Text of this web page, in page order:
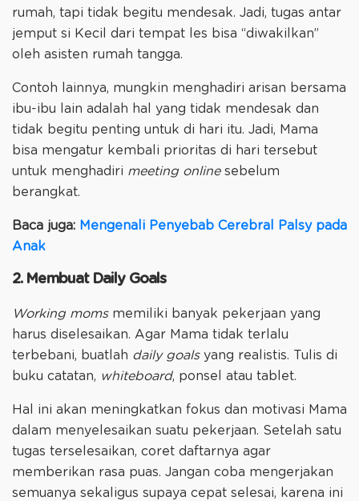
rumah, tapi tidak begitu mendesak. Jadi, tugas antar
jemput si Kecil dari tempat les bisa “diwakilkan”
oleh asisten rumah tangga.
Contoh lainnya, mungkin menghadiri arisan bersama
ibu-ibu lain adalah hal yang tidak mendesak dan
tidak begitu penting untuk di hari itu. Jadi, Mama
bisa mengatur kembali prioritas di hari tersebut
untuk menghadiri meeting onlinesebelum
berangkat.
Baca juga: Mengenali Penyebab Cerebral Palsy pada
Anak
2. Membuat Daily Goals
Working momsmemiliki banyak pekerjaan yang
harus diselesaikan. Agar Mama tidak terlalu
terbebani, buatlah daily goalsyang realistis. Tulis di
buku catatan, whiteboard, ponsel atau tablet.
Hal ini akan meningkatkan fokus dan motivasi Mama
dalam menyelesaikan suatu pekerjaan. Setelah satu
tugas terselesaikan, coret daftarnya agar
memberikan rasa puas. Jangan coba mengerjakan
semuanya sekaligus supaya cepat selesai, karena ini